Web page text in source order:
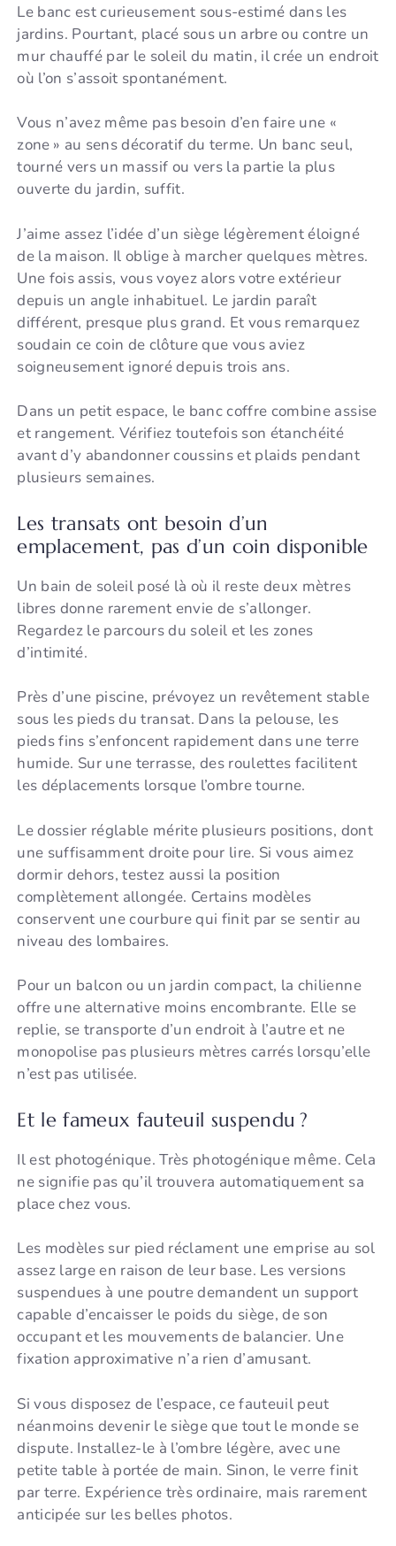
Le banc est curieusement sous-estimé dans les
jardins. Pourtant, placé sous un arbre ou contre un
mur chauffé par le soleil du matin, il crée un endroit
où l’on s’assoit spontanément.
Vous n’avez même pas besoin d’en faire une «
zone » au sens décoratif du terme. Un banc seul,
tourné vers un massif ou vers la partie la plus
ouverte du jardin, suffit.
J’aime assez l’idée d’un siège légèrement éloigné
de la maison. Il oblige à marcher quelques mètres.
Une fois assis, vous voyez alors votre extérieur
depuis un angle inhabituel. Le jardin paraît
différent, presque plus grand. Et vous remarquez
soudain ce coin de clôture que vous aviez
soigneusement ignoré depuis trois ans.
Dans un petit espace, le banc coffre combine assise
et rangement. Vérifiez toutefois son étanchéité
avant d’y abandonner coussins et plaids pendant
plusieurs semaines.
Les transats ont besoin d’un
emplacement, pas d’un coin disponible
Un bain de soleil posé là où il reste deux mètres
libres donne rarement envie de s’allonger.
Regardez le parcours du soleil et les zones
d’intimité.
Près d’une piscine, prévoyez un revêtement stable
sous les pieds du transat. Dans la pelouse, les
pieds fins s’enfoncent rapidement dans une terre
humide. Sur une terrasse, des roulettes facilitent
les déplacements lorsque l’ombre tourne.
Le dossier réglable mérite plusieurs positions, dont
une suffisamment droite pour lire. Si vous aimez
dormir dehors, testez aussi la position
complètement allongée. Certains modèles
conservent une courbure qui finit par se sentir au
niveau des lombaires.
Pour un balcon ou un jardin compact, la chilienne
offre une alternative moins encombrante. Elle se
replie, se transporte d’un endroit à l’autre et ne
monopolise pas plusieurs mètres carrés lorsqu’elle
n’est pas utilisée.
Et le fameux fauteuil suspendu ?
Il est photogénique. Très photogénique même. Cela
ne signifie pas qu’il trouvera automatiquement sa
place chez vous.
Les modèles sur pied réclament une emprise au sol
assez large en raison de leur base. Les versions
suspendues à une poutre demandent un support
capable d’encaisser le poids du siège, de son
occupant et les mouvements de balancier. Une
fixation approximative n’a rien d’amusant.
Si vous disposez de l’espace, ce fauteuil peut
néanmoins devenir le siège que tout le monde se
dispute. Installez-le à l’ombre légère, avec une
petite table à portée de main. Sinon, le verre finit
par terre. Expérience très ordinaire, mais rarement
anticipée sur les belles photos.